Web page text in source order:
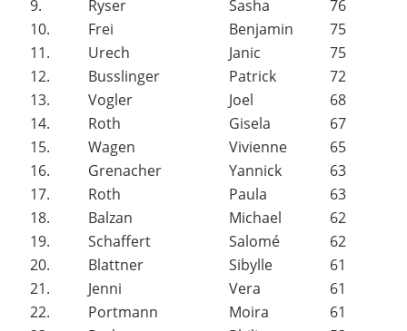
9. Ryser Sasha
76
10.
Frei Benjamin
75
11.
Urech Janic
75
12.
Busslinger Patrick
72
13.
Vogler Joel
68
14.
Roth Gisela
67
15.
Wagen Vivienne
65
16.
Grenacher Yannick
63
17.
Roth Paula
63
18.
Balzan Michael
62
19.
Schaffert Salomé
62
20.
Blattner Sibylle
61
21.
Jenni Vera
61
22.
Portmann Moira
61